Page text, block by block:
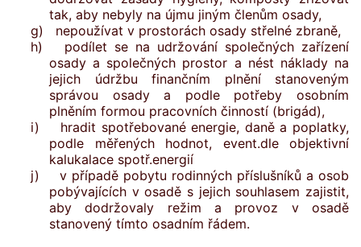
tak, aby nebyly na újmu jiným členům osady,
g) nepoužívat v prostorách osady střelné zbraně,
h) podílet se na udržování společných zařízení
osady a společných prostor a nést náklady na
jejich údržbu finančním plnění stanoveným
správou osady a podle potřeby osobním
plněním formou pracovních činností (brigád),
i) hradit spotřebované energie, daně a poplatky,
podle měřených hodnot, event.dle objektivní
kalukalace spotř.energií
j) v případě pobytu rodinných příslušníků a osob
pobývajících v osadě s jejich souhlasem zajistit,
aby dodržovaly režim a provoz v osadě
stanovený tímto osadním řádem.